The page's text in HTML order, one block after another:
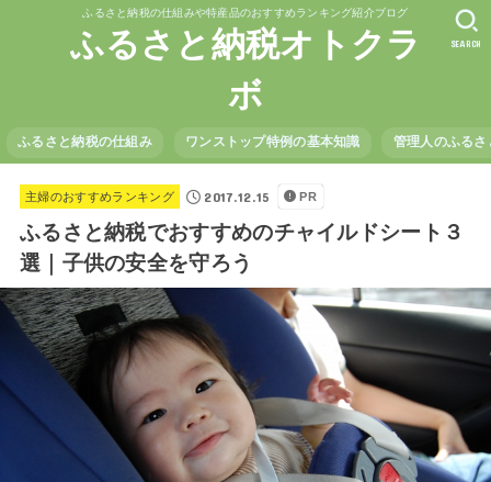
ふるさと納税の仕組みや特産品のおすすめランキング紹介ブログ
ふるさと納税オトクラ
ボ
ふるさと納税の仕組み ワンストップ特例の基本知識 管理人のふる
SEARCH
主婦のおすすめランキング 2017.12.15 PR
ふるさと納税でおすすめのチャイルドシート３
選｜子供の安全を守ろう